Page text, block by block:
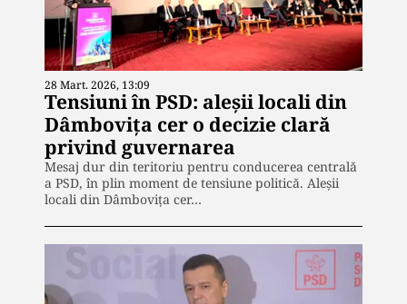
28 Mart. 2026, 13:09
Tensiuni în PSD: aleșii locali din
Dâmbovița cer o decizie clară
privind guvernarea
Mesaj dur din teritoriu pentru conducerea centrală
a PSD, în plin moment de tensiune politică. Aleșii
locali din Dâmbovița cer…